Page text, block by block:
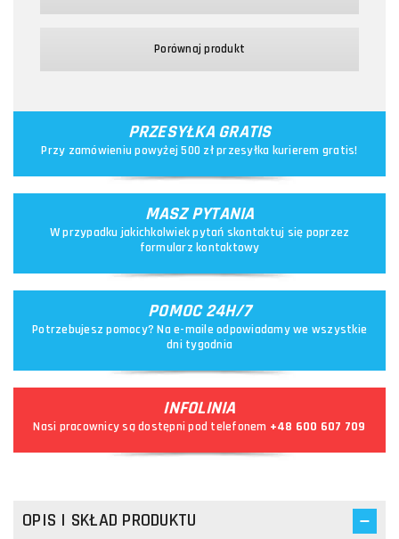
Porównaj produkt
PRZESYŁKA GRATIS
Przy zamówieniu powyżej 500 zł przesyłka kurierem gratis!
MASZ PYTANIA
W przypadku jakichkolwiek pytań skontaktuj się poprzez
formularz kontaktowy
POMOC 24H/7
Potrzebujesz pomocy? Na e-maile odpowiadamy we wszystkie
dni tygodnia
INFOLINIA
Nasi pracownicy są dostępni pod telefonem +48 600 607 709
OPIS I SKŁAD PRODUKTU